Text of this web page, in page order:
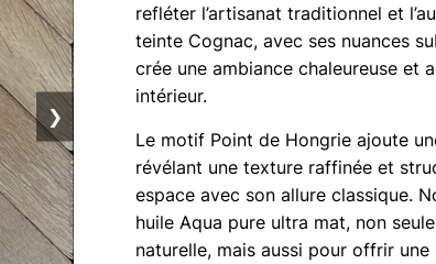
❯
refléter l’artisanat traditionnel et
teinte Cognac, avec ses nuances
crée une ambiance chaleureuse et
intérieur.
Le motif Point de Hongrie ajoute
révélant une texture raffinée et
espace avec son allure classique.
huile Aqua pure ultra mat, non
naturelle, mais aussi pour offrir